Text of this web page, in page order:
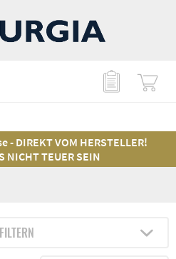
- DIREKT VOM HERSTELLER!
NICHT TEUER SEIN
FILTERN